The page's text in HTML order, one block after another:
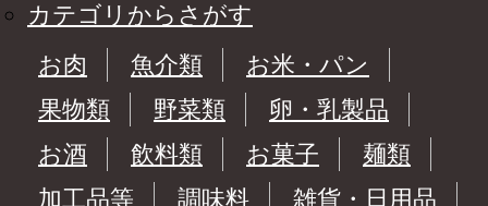
カテゴリからさがす
お肉
魚介類
お米・パン
果物類
野菜類
卵・乳製品
お酒
飲料類 お菓子
麺類
加工品等
調味料
雑貨・日用品